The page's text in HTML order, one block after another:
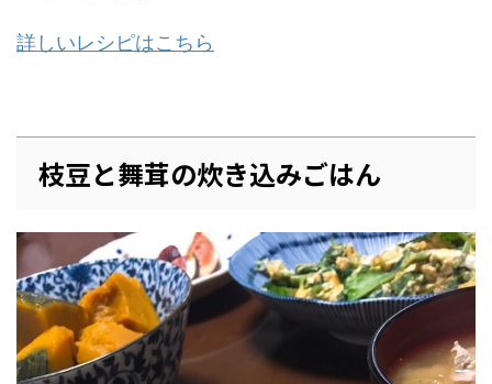
詳しいレシピはこちら
枝豆と舞茸の炊き込みごはん